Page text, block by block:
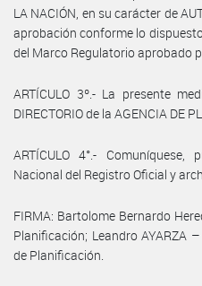
LA NACIÓN, en su carácter de
aprobación conforme lo
del Marco Regulatorio aprobado
ARTÍCULO 3º.- La presente
DIRECTORIO de la AGENCIA DE
ARTÍCULO 4°.-
Nacional del Registro Oficial y
FIRMA: Bartolome Bernardo
Planificación; Leandro AYARZA
de Planificación.